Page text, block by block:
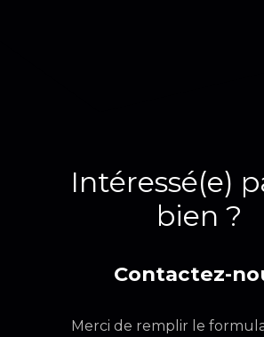
Intéressé(e)
bien ?
Contactez-
Merci de remplir le